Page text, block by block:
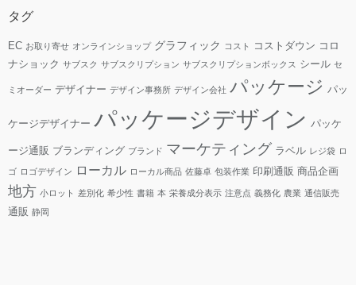
タグ
EC お取り寄せ オンラインショップ グラフィック コスト コストダウン コロ
ナショック サブスク サブスクリプション サブスクリプションボックス シール セ
ミオーダー デザイナー デザイン事務所 デザイン会社 パッケージ パッ
ケージデザイナー パッケージデザイン パッケ
ージ通販 ブランディング ブランド マーケティング ラベル レジ袋 ロ
ゴ ロゴデザイン ローカル ローカル商品 佐藤卓 包装作業 印刷通販 商品企画
地方 小ロット 差別化 希少性 書籍 本 栄養成分表示 注意点 義務化 農業 通信販売
通販 静岡